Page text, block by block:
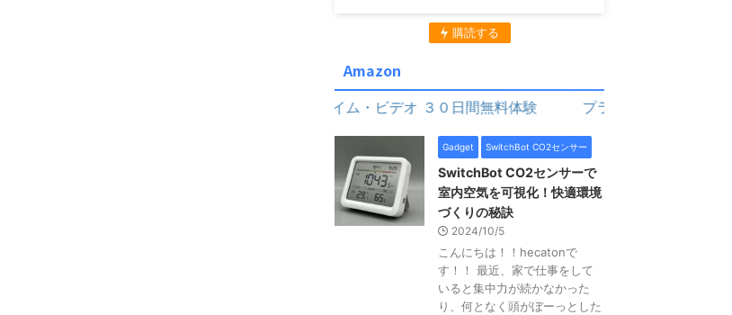
購読する
Amazon
プライム・ビデオ ３０日間無料体験 プライム・ビデオ ３０日間
Gadget SwitchBot CO2センサー
SwitchBot CO2センサーで
室内空気を可視化！快適環境
づくりの秘訣
2024/10/5
こんにちは！！hecatonで
す！！ 最近、家で仕事をして
いると集中力が続かなかった
り、何となく頭がぼーっとした